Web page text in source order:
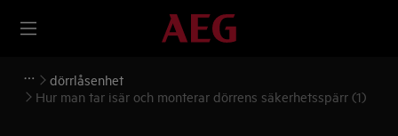
dörrlåsenhet
Hur man tar isär och monterar dörrens säkerhetsspärr (1)